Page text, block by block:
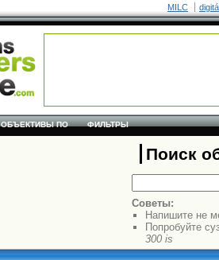
MILC
ОБЪЕКТИВЫ ПО ФИЛЬТРЫ
Поиск
Советы:
Напишите не
Попробуйте
300 is